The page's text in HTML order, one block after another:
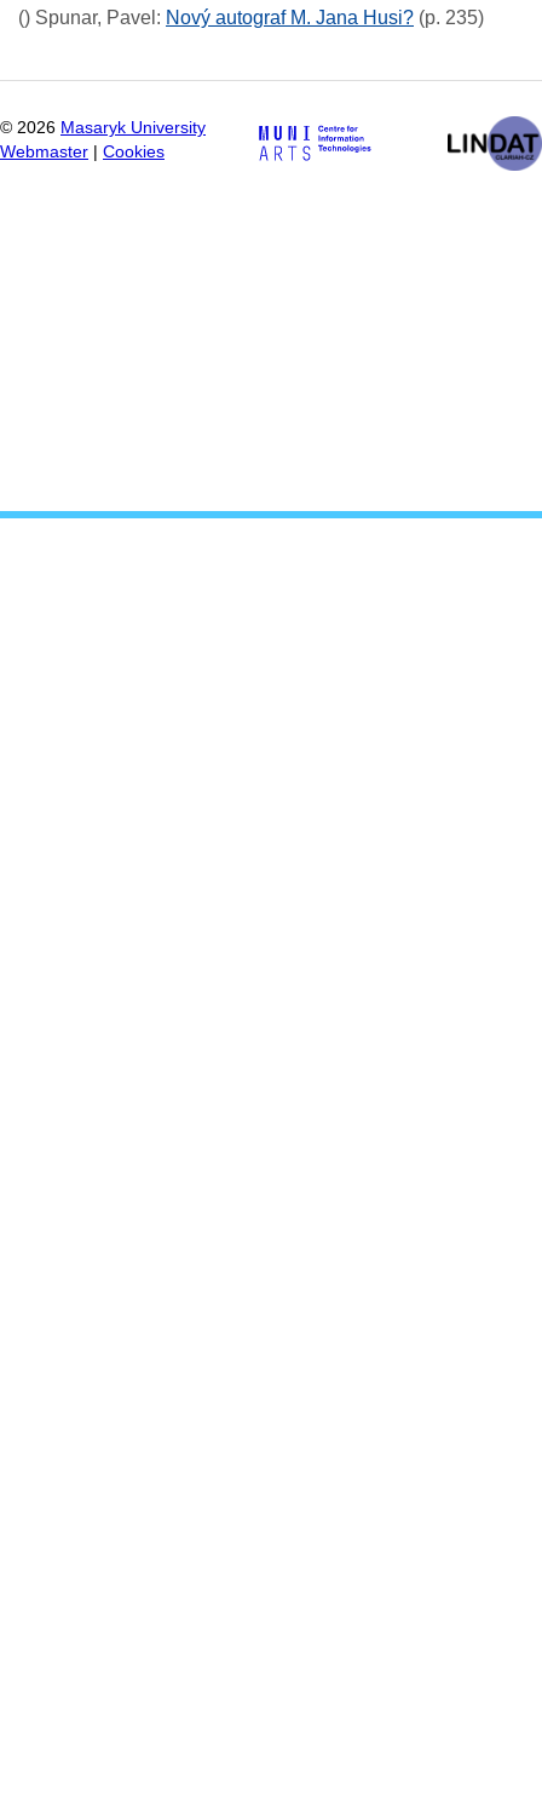
() Spunar, Pavel : Nový autograf M. Jana Husi? (p. 235)
© 2026 Masaryk University
Webmaster
Cookies